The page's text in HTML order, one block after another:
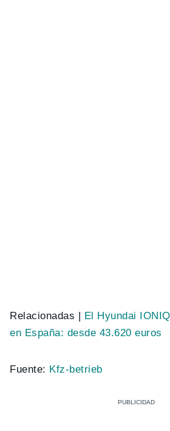
Relacionadas | El Hyundai
en España: desde 43.620 euros
Fuente: Kfz-betrieb